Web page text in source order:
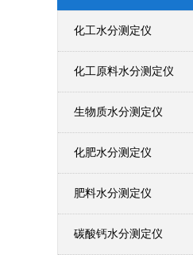
化工水分测定仪
化工原料水分测定仪
生物质水分测定仪
化肥水分测定仪
肥料水分测定仪
碳酸钙水分测定仪